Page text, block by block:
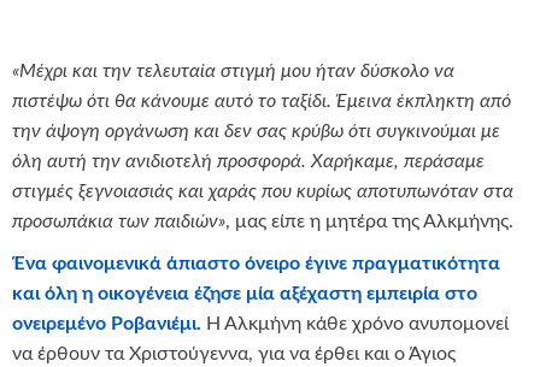
«Μέχρι και την τελευταία στιγμή μου ήταν δύσκολο να
πιστέψω ότι θα κάνουμε αυτό το ταξίδι. Έμεινα έκπληκτη από
την άψογη οργάνωση και δεν σας κρύβω ότι συγκινούμαι με
όλη αυτή την ανιδιοτελή προσφορά. Χαρήκαμε, περάσαμε
στιγμές ξεγνοιασιάς και χαράς που κυρίως αποτυπωνόταν στα
προσωπάκια των παιδιών», μας είπε η μητέρα της Αλκμήνης.
Ένα φαινομενικά άπιαστο όνειρο έγινε πραγματικότητα
και όλη η οικογένεια έζησε μία αξέχαστη εμπειρία στο
ονειρεμένο Ροβανιέμι. Η Αλκμήνη κάθε χρόνο ανυπομονεί
να έρθουν τα Χριστούγεννα, για να έρθει και ο Άγιος